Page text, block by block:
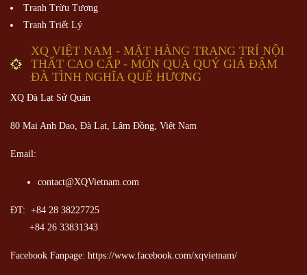
Tranh Trừu Tượng
Tranh Triết Lý
XQ VIỆT NAM - MẶT HÀNG TRANG TRÍ NỘI
THẤT CAO CẤP - MÓN QUÀ QUÝ GIÁ ĐẬM
ĐÀ TÌNH NGHĨA QUÊ HƯƠNG
XQ Đà Lạt Sử Quán
80 Mai Anh Dao, Đà Lạt, Lâm Đồng, Việt Nam
Email:
contact@XQVietnam.com
ĐT: +84 28 38227725
+84 26 33831343
Facebook Fanpage: https://www.facebook.com/xqvietnam/